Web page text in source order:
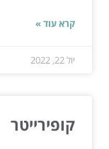
קרא עוד »
יול 22, 2022
קופירייטר